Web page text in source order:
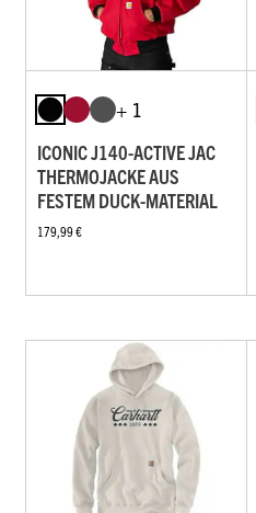
+ 1
ICONIC J140-ACTIVE JAC
THERMOJACKE AUS
FESTEM DUCK-MATERIAL
179,99 €